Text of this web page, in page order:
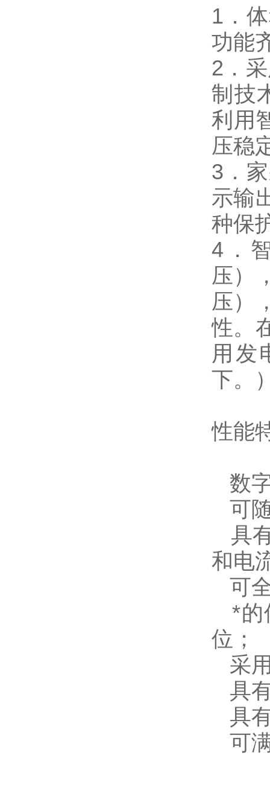
1．
功能
2．
制技
利用
压稳
3．
示输
种保
4．
压）
压）
性。
用发
下。
性能
数
可
具
和电
可
*的
位；
采
具
具
可